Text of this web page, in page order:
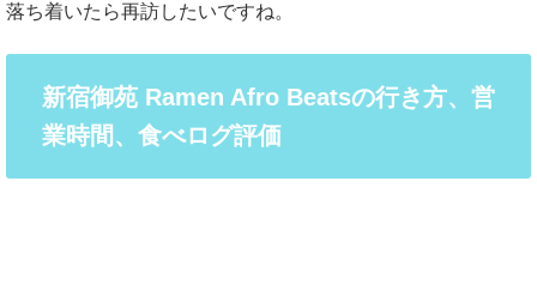
落ち着いたら再訪したいですね。
新宿御苑 Ramen Afro Beatsの行き方、営
業時間、食べログ評価